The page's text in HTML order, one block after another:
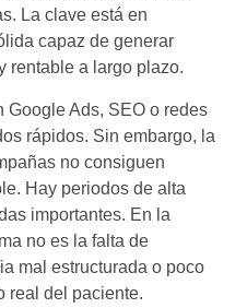
La clave está en
capaz de generar
rentable a largo plazo.
Google Ads, SEO o redes
rápidos. Sin embargo, la
no consiguen
Hay periodos de alta
importantes. En la
no es la falta de
mal estructurada o poco
real del paciente.